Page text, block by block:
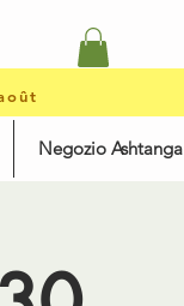
Negozio Ashtanga